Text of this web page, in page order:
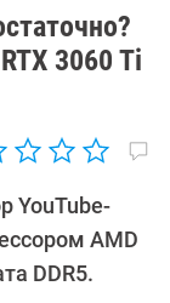
3060 Ti
YouTube-
AMD
DDR5.